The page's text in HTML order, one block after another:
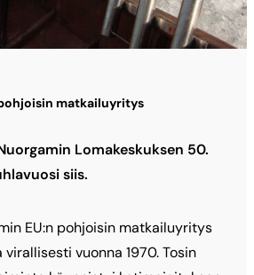
matkailuyritys
Lomakeskuksen 50.
siis.
EU:n pohjoisin matkailuyritys
vuonna 1970. Tosin